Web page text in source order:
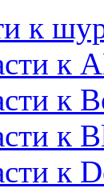
к
к
к
к
к